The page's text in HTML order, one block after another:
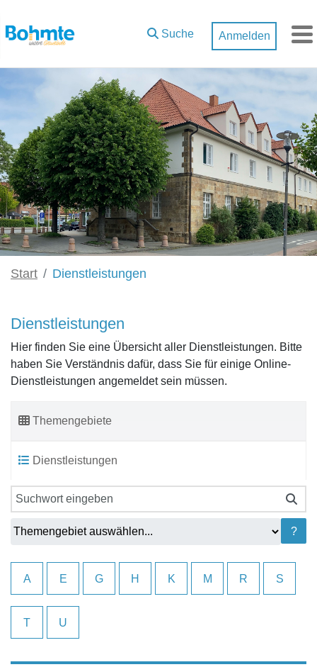
Suche
Anmelden
Start Dienstleistungen
Dienstleistungen
Hier finden Sie eine Übersicht aller Dienstleistungen. Bitte
haben Sie Verständnis dafür, dass Sie für einige Online-
Dienstleistungen angemeldet sein müssen.
Themengebiete
Dienstleistungen
Sie können hier das Themengebiet wechseln oder alle ?
A E G H K M R S
T U